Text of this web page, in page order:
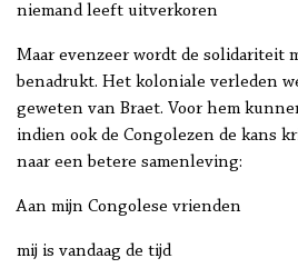
niemand leeft uitverkoren
Maar evenzeer wordt de solidariteit
benadrukt. Het koloniale verleden
geweten van Braet. Voor hem
indien ook de Congolezen de kans
naar een betere samenleving:
Aan mijn Congolese vrienden
mij is vandaag de tijd